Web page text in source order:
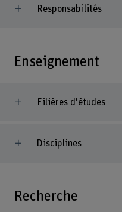
Responsabilités
Enseignement
Filières d'études
Disciplines
Recherche